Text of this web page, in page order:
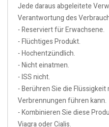
Jede daraus abgeleitete
Verantwortung des
- Reserviert für Erwachsene.
- Flüchtiges Produkt.
- Hochentzündlich.
- Nicht einatmen.
- ISS nicht.
- Berühren Sie die
Verbrennungen führen kann.
- Kombinieren Sie diese
Viagra oder Cialis.